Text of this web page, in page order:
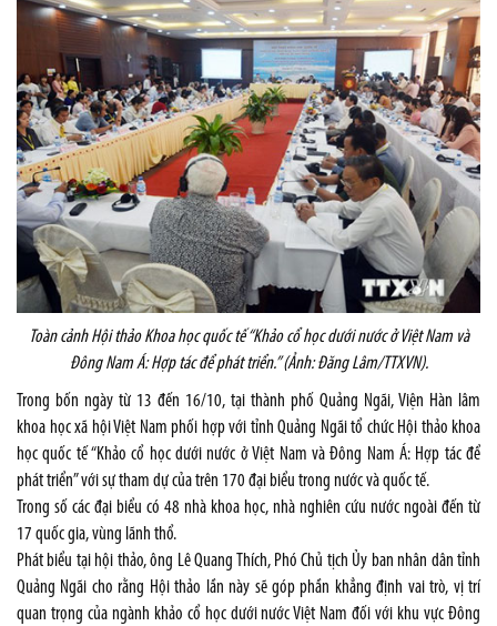
Toàn cảnh Hội thảo Khoa học quốc tế “Khảo cổ học dưới nước ở Việt Nam và
Đông Nam Á: Hợp tác để phát triển.” (Ảnh: Đăng Lâm/TTXVN).
Trong bốn ngày từ 13 đến 16/10, tại thành phố Quảng Ngãi, Viện Hàn lâm
khoa học xã hội Việt Nam phối hợp với tỉnh Quảng Ngãi tổ chức Hội thảo khoa
học quốc tế “Khảo cổ học dưới nước ở Việt Nam và Đông Nam Á: Hợp tác để
phát triển” với sự tham dự của trên 170 đại biểu trong nước và quốc tế.
Trong số các đại biểu có 48 nhà khoa học, nhà nghiên cứu nước ngoài đến từ
17 quốc gia, vùng lãnh thổ.
Phát biểu tại hội thảo, ông Lê Quang Thích, Phó Chủ tịch Ủy ban nhân dân tỉnh
Quảng Ngãi cho rằng Hội thảo lần này sẽ góp phần khẳng định vai trò, vị trí
quan trọng của ngành khảo cổ học dưới nước Việt Nam đối với khu vực Đông